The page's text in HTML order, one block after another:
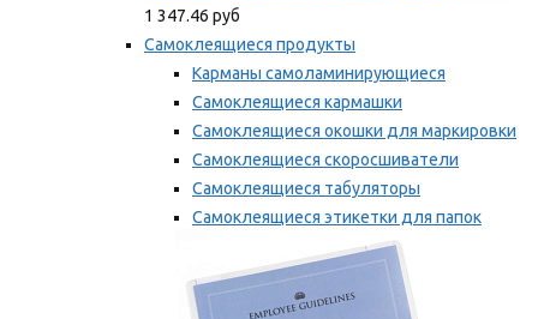
1 347.46 руб
Самоклеящиеся продукты
Карманы самоламинирующиеся
Самоклеящиеся кармашки
Самоклеящиеся окошки для маркировки
Самоклеящиеся скоросшиватели
Самоклеящиеся табуляторы
Самоклеящиеся этикетки для папок
Таблички для маркировки
Мы рекомендуем